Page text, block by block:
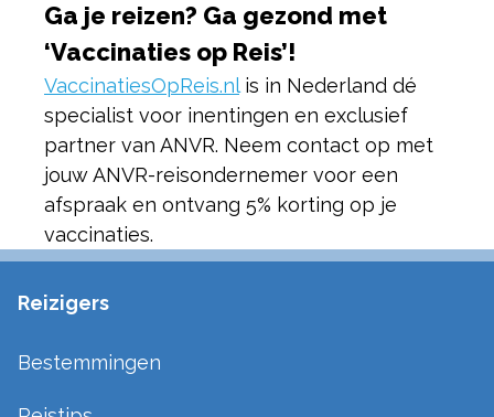
Ga je reizen? Ga gezond met
‘Vaccinaties op Reis’!
VaccinatiesOpReis.nl is in Nederland dé
specialist voor inentingen en exclusief
partner van ANVR. Neem contact op met
jouw ANVR-reisondernemer voor een
afspraak en ontvang 5% korting op je
vaccinaties.
Reizigers
Bestemmingen